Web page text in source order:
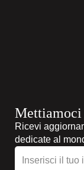
Ricevi
dedicate al